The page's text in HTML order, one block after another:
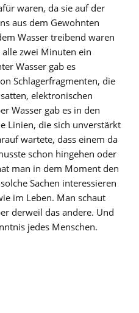
waren, da sie auf der
aus dem Gewohnten
Wasser treibend waren
zwei Minuten ein
Wasser gab es
Schlagerfragmenten, die
elektronischen
Wasser gab es in den
Linien, die sich unverstärkt
wartete, dass einem da
schon hingehen oder
man in dem Moment den
Sachen interessieren
im Leben. Man schaut
derweil das andere. Und
jedes Menschen.